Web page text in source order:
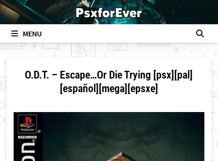
Skip
to
contentMENU
O.D.T. – Escape…Or Die Trying [psx][pal]
[español][mega][epsxe]